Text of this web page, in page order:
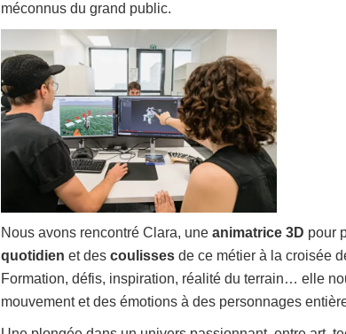
méconnus du grand public.
Nous avons rencontré Clara, une animatrice 3D pour
quotidien et des coulisses de ce métier à la croisée
Formation, défis, inspiration, réalité du terrain… elle
mouvement et des émotions à des personnages